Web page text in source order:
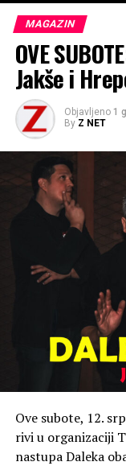
MAGAZIN
OVE
Jakše i
Objavljeno 1
By Z NET
Ove subote, 12.
rivi u organizaciji
nastupa Daleka